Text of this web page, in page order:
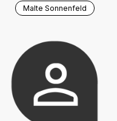
Malte Sonnenfeld